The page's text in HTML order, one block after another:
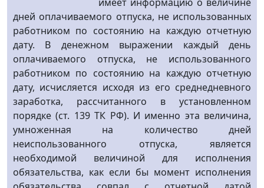
дней оплачиваемого отпуска, не использованных
работником по состоянию на каждую отчетную
дату. В денежном выражении каждый день
оплачиваемого отпуска, не использованного
работником по состоянию на каждую отчетную
дату, исчисляется исходя из его среднедневного
заработка, рассчитанного в установленном
порядке (ст. 139 ТК РФ). И именно эта величина,
умноженная на количество дней
неиспользованного отпуска, является
необходимой величиной для исполнения
обязательства, как если бы момент исполнения